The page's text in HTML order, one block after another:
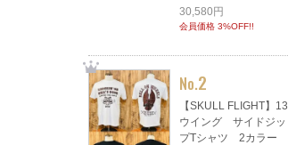
30,580円
会員価格 3%OFF!!
No.2
【SKULL FLIGHT】13
ウイング サイドジッ
プTシャツ 2カラー